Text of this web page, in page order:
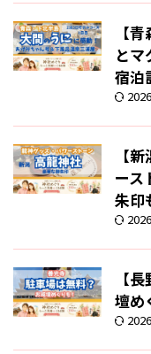
【
と
宿泊
【
ース
朱印
【
壇め